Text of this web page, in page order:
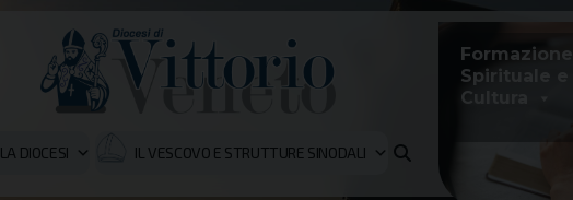
LA DIOCESI IL VESCOVO E STRUTTURE SINODALI
Formazione
Spirituale e
Cultura